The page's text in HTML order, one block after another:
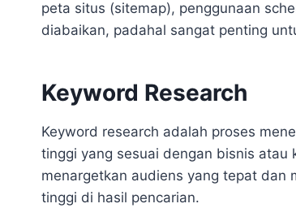
peta situs (sitemap), penggunaan
diabaikan, padahal sangat penting
Keyword Research
Keyword research adalah proses
tinggi yang sesuai dengan bisnis
menargetkan audiens yang tepat dan
tinggi di hasil pencarian.